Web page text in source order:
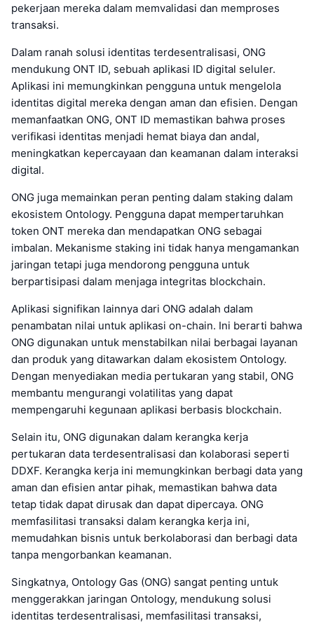
pekerjaan mereka dalam memvalidasi dan memproses
transaksi.
Dalam ranah solusi identitas terdesentralisasi, ONG
mendukung ONT ID, sebuah aplikasi ID digital seluler.
Aplikasi ini memungkinkan pengguna untuk mengelola
identitas digital mereka dengan aman dan efisien. Dengan
memanfaatkan ONG, ONT ID memastikan bahwa proses
verifikasi identitas menjadi hemat biaya dan andal,
meningkatkan kepercayaan dan keamanan dalam interaksi
digital.
ONG juga memainkan peran penting dalam staking dalam
ekosistem Ontology. Pengguna dapat mempertaruhkan
token ONT mereka dan mendapatkan ONG sebagai
imbalan. Mekanisme staking ini tidak hanya mengamankan
jaringan tetapi juga mendorong pengguna untuk
berpartisipasi dalam menjaga integritas blockchain.
Aplikasi signifikan lainnya dari ONG adalah dalam
penambatan nilai untuk aplikasi on-chain. Ini berarti bahwa
ONG digunakan untuk menstabilkan nilai berbagai layanan
dan produk yang ditawarkan dalam ekosistem Ontology.
Dengan menyediakan media pertukaran yang stabil, ONG
membantu mengurangi volatilitas yang dapat
mempengaruhi kegunaan aplikasi berbasis blockchain.
Selain itu, ONG digunakan dalam kerangka kerja
pertukaran data terdesentralisasi dan kolaborasi seperti
DDXF. Kerangka kerja ini memungkinkan berbagi data yang
aman dan efisien antar pihak, memastikan bahwa data
tetap tidak dapat dirusak dan dapat dipercaya. ONG
memfasilitasi transaksi dalam kerangka kerja ini,
memudahkan bisnis untuk berkolaborasi dan berbagi data
tanpa mengorbankan keamanan.
Singkatnya, Ontology Gas (ONG) sangat penting untuk
menggerakkan jaringan Ontology, mendukung solusi
identitas terdesentralisasi, memfasilitasi transaksi,